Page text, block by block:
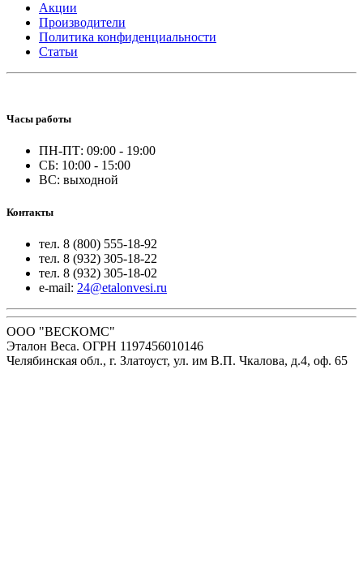
Акции
Производители
Политика конфиденциальности
Статьи
Часы работы
ПН-ПТ: 09:00 - 19:00
СБ: 10:00 - 15:00
ВС: выходной
Контакты
тел. 8 (800) 555-18-92
тел. 8 (932) 305-18-22
тел. 8 (932) 305-18-02
e-mail: 24@etalonvesi.ru
ООО "ВЕСКОМС"
Эталон Веса. ОГРН 1197456010146
Челябинская обл., г. Златоуст, ул. им В.П. Чкалова, д.4, оф. 65